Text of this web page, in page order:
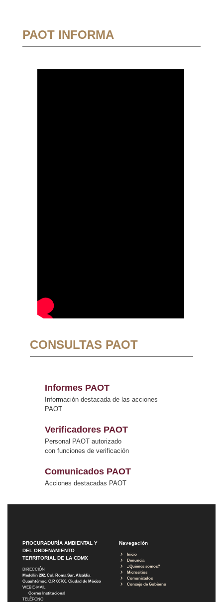
PAOT INFORMA
CONSULTAS PAOT
Informes PAOT
Información destacada de las acciones
PAOT
Verificadores PAOT
Personal PAOT autorizado
con funciones de verificación
Comunicados PAOT
Acciones destacadas PAOT
PROCURADURÍA AMBIENTAL Y
DEL ORDENAMIENTO
TERRITORIAL DE LA CDMX
DIRECCIÓN
Medellín 202, Col. Roma Sur, Alcaldía
Cuauhtémoc, C.P. 06700, Ciudad de México
WEB E-MAIL
Correo Institucional
TELÉFONO
Navegación
Inicio
Denuncia
¿Quiénes somos?
Micrositios
Comunicados
Consejo de Gobierno